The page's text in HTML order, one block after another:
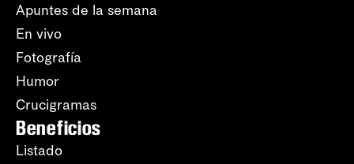
Apuntes de la semana
En vivo
Fotografía
Humor
Crucigramas
Beneficios
Listado